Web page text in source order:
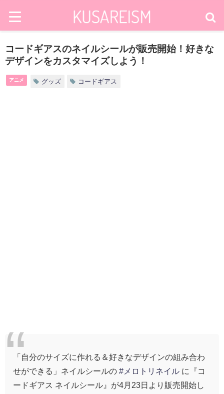
コードギアスのネイルシールが販売開始！好きな
デザインをカスタマイズしよう！
アニメ グッズ コードギアス
「自分のサイズに作れる＆好きなデザインの組み合わ
せができる」ネイルシールの #メロトリネイル に『コ
ードギアス ネイルシール』が4月23日より販売開始し